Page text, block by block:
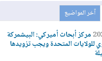
آخر المواضيع
أبحاث أميركي: البيشمركة
المتحدة ويجب تزويدها